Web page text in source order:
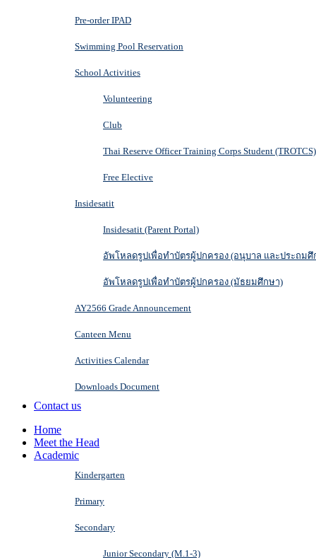
Pre-order IPAD
Swimming Pool Reservation
School Activities
Volunteering
Club
Thai Reserve Officer Training Corps Student (TROTCS)
Free Elective
Insidesatit
Insidesatit (Parent Portal)
อัพโหลดรูปเพื่อทำบัตรผู้ปกครอง (อนุบาล และประถมศึ
อัพโหลดรูปเพื่อทำบัตรผู้ปกครอง (มัธยมศึกษา)
AY2566 Grade Announcement
Canteen Menu
Activities Calendar
Downloads Document
Contact us
Home
Meet the Head
Academic
Kindergarten
Primary
Secondary
Junior Secondary (M.1-3)